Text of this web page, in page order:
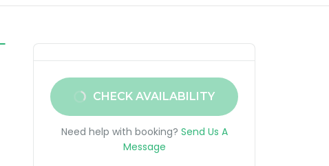
CHECK AVAILABILITY
Need help with booking? Send Us A
Message